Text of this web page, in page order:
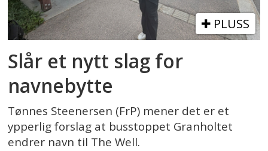
PLUSS
Slår et nytt slag for
navnebytte
Tønnes Steenersen (FrP) mener det er et
ypperlig forslag at busstoppet Granholtet
endrer navn til The Well.